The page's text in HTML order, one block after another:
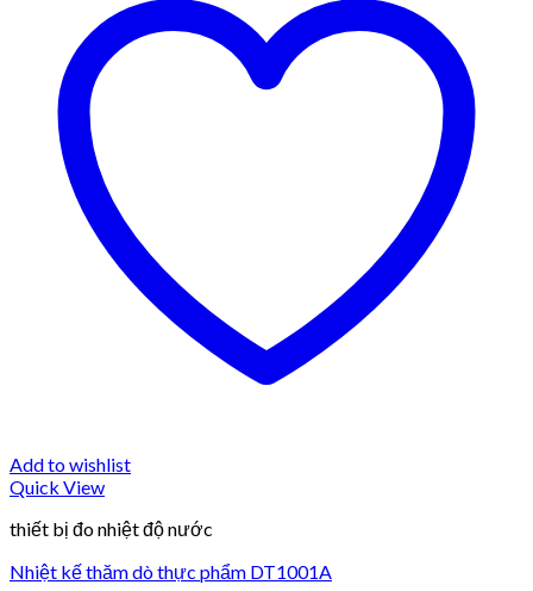
Add to wishlist
Quick View
thiết bị đo nhiệt độ nước
Nhiệt kế thăm dò thực phẩm DT1001A